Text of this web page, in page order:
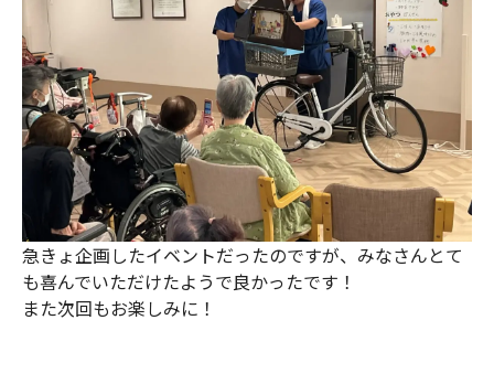
急きょ企画したイベントだったのですが、みなさんとて
も喜んでいただけたようで良かったです！
また次回もお楽しみに！